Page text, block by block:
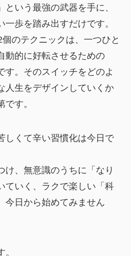
いう最強の武器を手に、
一歩を踏み出すだけです。
のテクニックは、一つひと
動的に好転させるための
す。そのスイッチをどのよ
人生をデザインしていくか
す。
しくて辛い習慣化は今日で
け、無意識のうちに「なり
ていく、ラクで楽しい「科
今日から始めてみません